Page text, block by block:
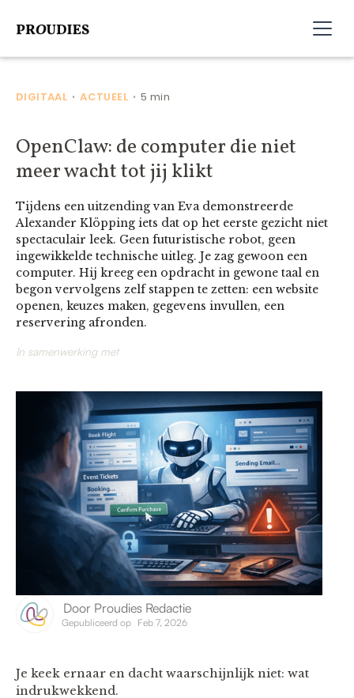
DIGITAAL •ACTUEEL •5 min
OpenClaw: de computer die niet
meer wacht tot jij klikt
Tijdens een uitzending van Eva demonstreerde
Alexander Klöpping iets dat op het eerste gezicht niet
spectaculair leek. Geen futuristische robot, geen
ingewikkelde technische uitleg. Je zag gewoon een
computer. Hij kreeg een opdracht in gewone taal en
begon vervolgens zelf stappen te zetten: een website
openen, keuzes maken, gegevens invullen, een
reservering afronden.
In samenwerking met
Door Proudies Redactie
Gepubliceerd op Feb 7, 2026
Je keek ernaar en dacht waarschijnlijk niet: wat
indrukwekkend.